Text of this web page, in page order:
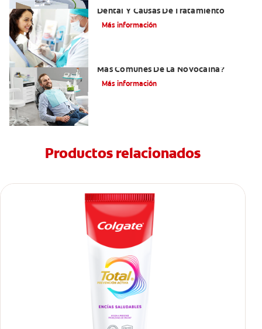
Dental Y Causas De Tratamiento
Más información
Más Comunes De La Novocaína?
Más información
Productos relacionados